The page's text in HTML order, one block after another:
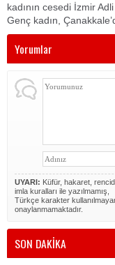
kadının cesedi İzmir
Genç kadın,
Yorumlar
UYARI: Küfür, hakaret,
imla kuralları ile yazılmamış,
Türkçe karakter
onaylanmamaktadır.
SON DAKİKA